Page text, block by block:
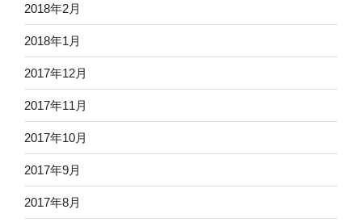
2018年2月
2018年1月
2017年12月
2017年11月
2017年10月
2017年9月
2017年8月